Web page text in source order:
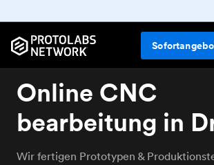
Online CNC
bearbeitung in
Wir fertigen Prototypen &